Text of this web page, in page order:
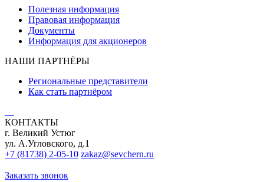
Полезная информация
Правовая информация
Документы
Информация для акционеров
НАШИ ПАРТНЁРЫ
Региональные представители
Как стать партнёром
КОНТАКТЫ
г. Великий Устюг
ул. А.Угловского, д.1
+7 (81738) 2-05-10 zakaz@sevchern.ru
Заказать звонок